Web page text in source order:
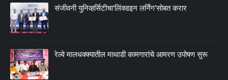
संजीवनी युनिव्हर्सिटीचा‘लिंक्डइन लर्निंग’सोबत करार
रेल्वे मालधक्क्यातील माथाडी कामगारांचे आमरण उपोषण सुरू